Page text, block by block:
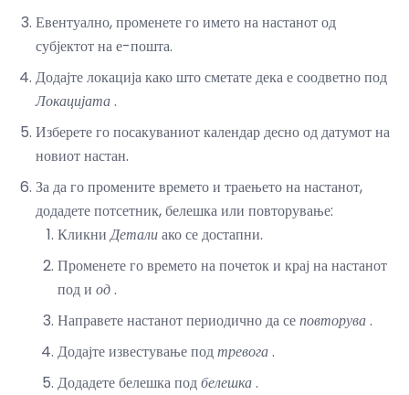
Евентуално, променете го името на настанот од
субјектот на е-пошта.
Додајте локација како што сметате дека е соодветно под
Локацијата.
Изберете го посакуваниот календар десно од датумот на
новиот настан.
За да го промените времето и траењето на настанот,
додадете потсетник, белешка или повторување:
КликниДеталиако се достапни.
Променете го времето на почеток и крај на настанот
под и од.
Направете настанот периодично да сеповторува.
Додајте известување подтревога.
Додадете белешка подбелешка.